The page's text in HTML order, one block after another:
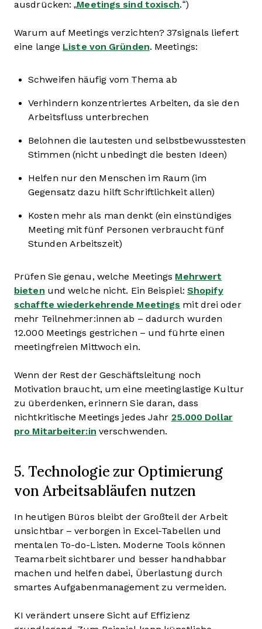
ausdrücken: „Meetings sind toxisch.“)
Warum auf Meetings verzichten? 37signals liefert
eine lange Liste von Gründen. Meetings:
Schweifen häufig vom Thema ab
Verhindern konzentriertes Arbeiten, da sie den
Arbeitsfluss unterbrechen
Belohnen die lautesten und selbstbewusstesten
Stimmen (nicht unbedingt die besten Ideen)
Helfen nur den Menschen im Raum (im
Gegensatz dazu hilft Schriftlichkeit allen)
Kosten mehr als man denkt (ein einstündiges
Meeting mit fünf Personen verbraucht fünf
Stunden Arbeitszeit)
Prüfen Sie genau, welche Meetings Mehrwert
bieten und welche nicht. Ein Beispiel: Shopify
schaffte wiederkehrende Meetings mit drei oder
mehr Teilnehmer:innen ab – dadurch wurden
12.000 Meetings gestrichen – und führte einen
meetingfreien Mittwoch ein.
Wenn der Rest der Geschäftsleitung noch
Motivation braucht, um eine meetinglastige Kultur
zu überdenken, erinnern Sie daran, dass
nichtkritische Meetings jedes Jahr 25.000 Dollar
pro Mitarbeiter:in verschwenden.
5. Technologie zur Optimierung
von Arbeitsabläufen nutzen
In heutigen Büros bleibt der Großteil der Arbeit
unsichtbar – verborgen in Excel-Tabellen und
mentalen To-do-Listen. Moderne Tools können
Teamarbeit sichtbarer und besser handhabbar
machen und helfen dabei, Überlastung durch
smartes Aufgabenmanagement zu vermeiden.
KI verändert unsere Sicht auf Effizienz